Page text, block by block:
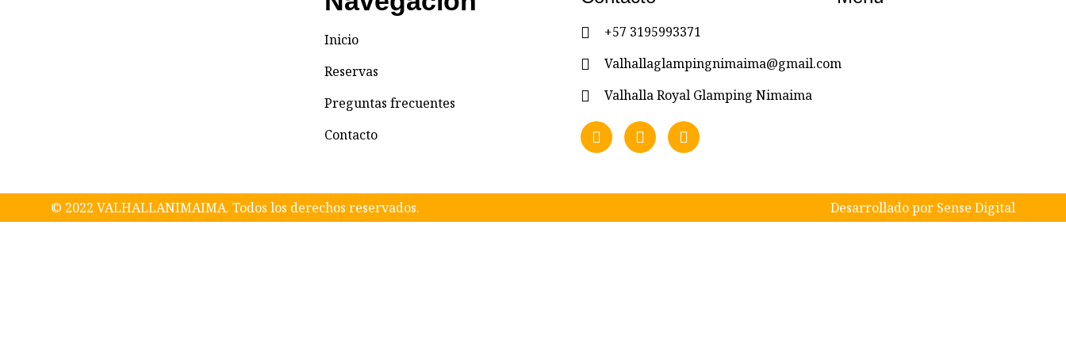
Inicio
Reservas
Preguntas frecuentes
Contacto
+57 3195993371
Valhallaglampingnimaima@gmail.com
Valhalla Royal Glamping Nimaima
© 2022 VALHALLANIMAIMA. Todos los derechos reservados. Desarrollado por Sense Digital